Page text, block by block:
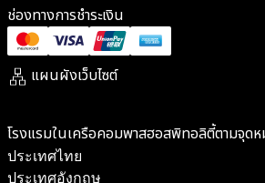
ช่องทางการชำระเงิน
แผนผังเว็บไซต์
โรงแรมในเครือคอมพาสฮอสพิทอลิตี้ตามจุด
ประเทศไทย
ประเทศอังกฤษ